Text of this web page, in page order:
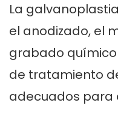
La
el anodizado, el
grabado
de tratamiento
adecuados para